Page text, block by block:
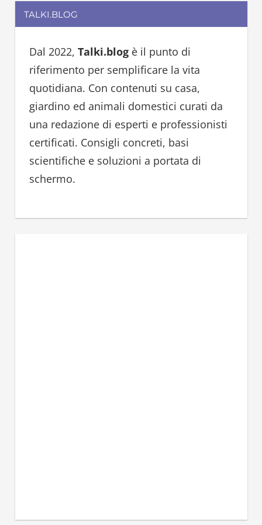
r
c
f
o
r
:
TALKI.BLOG
Dal 2022, Talki.blogè il punto di
riferimento per semplificare la vita
quotidiana. Con contenuti su casa,
giardino ed animali domestici curati da
una redazione di esperti e professionisti
certificati. Consigli concreti, basi
scientifiche e soluzioni a portata di
schermo.